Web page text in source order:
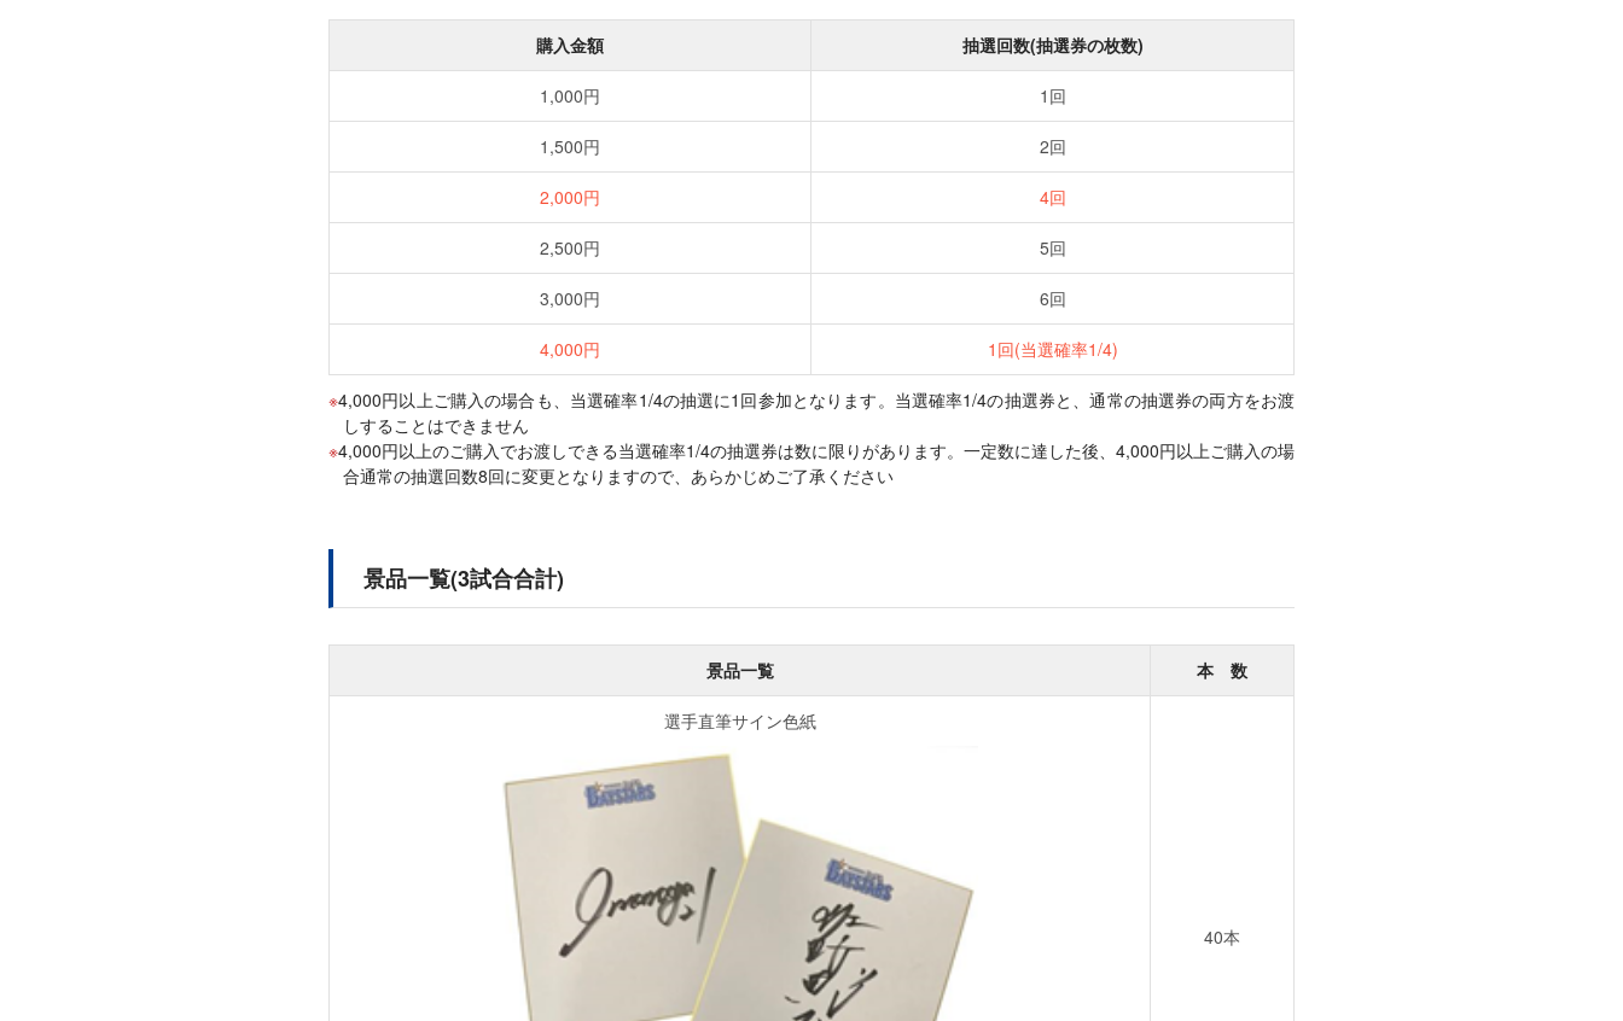
購入金額 抽選回数(抽選券の枚数)
1,000円 1回
1,500円 2回
2,000円 4回
2,500円 5回
3,000円 6回
4,000円 1回(当選確率1/4)
4,000円以上ご購入の場合も、当選確率1/4の抽選に1回参加となります。当選確率1/4の抽選券と、通常の抽選券の両方をお渡
しすることはできません
4,000円以上のご購入でお渡しできる当選確率1/4の抽選券は数に限りがあります。一定数に達した後、4,000円以上ご購入の場
合通常の抽選回数8回に変更となりますので、あらかじめご了承ください
景品一覧(3試合合計)
景品一覧 本 数
選手直筆サイン色紙
40本